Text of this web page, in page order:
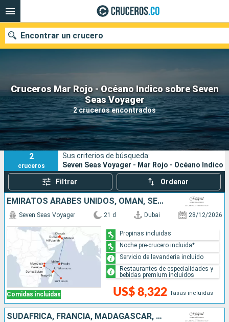
Cruceros Mar Rojo - Océano Indico sobre Seven
Seas Voyager
2 cruceros encontrados
Encontrar un crucero
Fecha de salida
Buscar
2
cruceros
Sus criterios de búsqueda:
Seven Seas Voyager - Mar Rojo - Océano Indico
Filtrar Ordenar
EMIRATOS ÁRABES UNIDOS, OMAN, SEYCHELLES, KENIA, TANZANIA, MADAGASCAR, MAURICE
Comidas incluidas
Seven Seas Voyager 21 d Dubai 28/12/2026
US$ 8,322 Tasas incluidas
Propinas incluidas
Noche pre-crucero incluida*
Servicio de lavanderia incluido
Restaurantes de especialidades y
bebidas premium incluidos
SUDAFRICA, FRANCIA, MADAGASCAR, MAURICE